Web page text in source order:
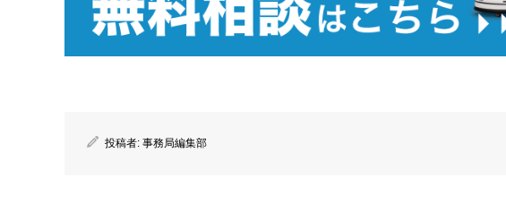
投稿者: 事務局編集部